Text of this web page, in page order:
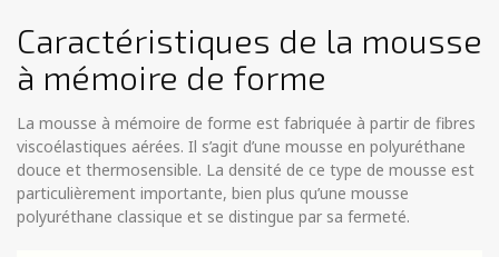
Caractéristiques de la mousse
à mémoire de forme
La mousse à mémoire de forme est fabriquée à partir de fibres
viscoélastiques aérées. Il s’agit d’une mousse en polyuréthane
douce et thermosensible. La densité de ce type de mousse est
particulièrement importante, bien plus qu’une mousse
polyuréthane classique et se distingue par sa fermeté.